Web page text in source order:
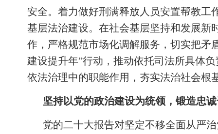
安全。着力做好刑满释放人员安置帮教工
基层法治建设。在社会基层坚持和发展新
作，严格规范市场化调解服务，切实把矛
建设提升年”行动，推动依托司法所具体
依法治理中的职能作用，夯实法治社会根
坚持以党的政治建设为统领，锻造忠
党的二十大报告对坚定不移全面从严